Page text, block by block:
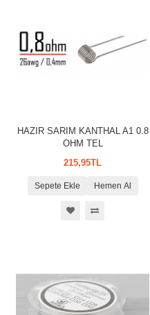
HAZIR SARIM KANTHAL A1 0.8
OHM TEL
215,95TL
Sepete Ekle Hemen Al